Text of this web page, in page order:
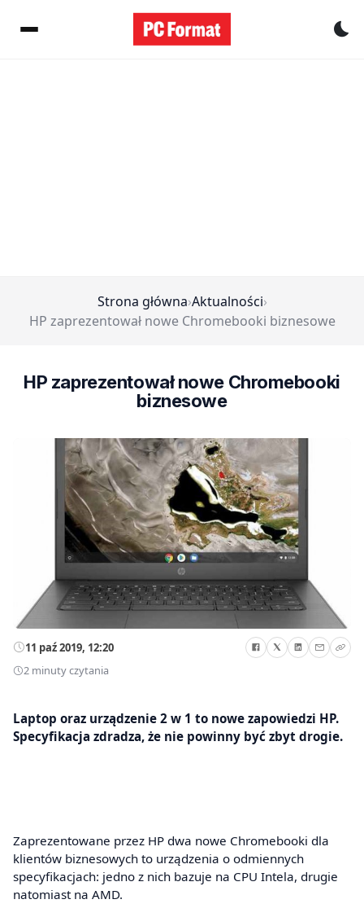
Strona główna›Aktualności›
HP zaprezentował nowe Chromebooki biznesowe
HP zaprezentował nowe Chromebooki
biznesowe
11 paź 2019, 12:20
2 minuty czytania
Laptop oraz urządzenie 2 w 1 to nowe zapowiedzi HP.
Specyfikacja zdradza, że nie powinny być zbyt drogie.
Zaprezentowane przez HP dwa nowe Chromebooki dla
klientów biznesowych to urządzenia o odmiennych
specyfikacjach: jedno z nich bazuje na CPU Intela, drugie
natomiast na AMD.